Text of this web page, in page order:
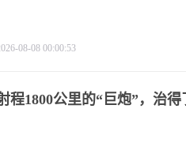
08-08 00:00:53
程1800公里的“巨炮”，治得